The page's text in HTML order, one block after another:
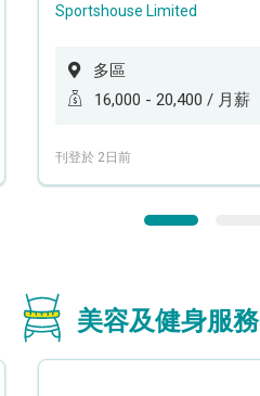
Sportshouse Limited
多區
16,000 - 20,400 / 月薪
刊登於 2日前
美容及健身服務